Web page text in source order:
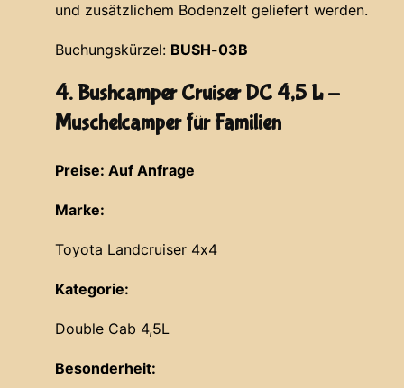
und zusätzlichem Bodenzelt geliefert werden.
Buchungskürzel: BUSH-03B
4. Bushcamper Cruiser DC 4,5 L -
Muschelcamper für Familien
Preise: Auf Anfrage
Marke:
Toyota Landcruiser 4x4
Kategorie:
Double Cab 4,5L
Besonderheit: